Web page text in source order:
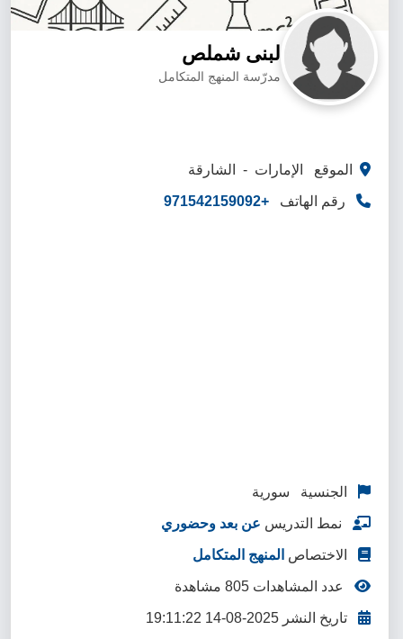
لبنى شملص
مدرّسة المنهج المتكامل
الموقع الإمارات - الشارقة
رقم الهاتف +971542159092
الجنسية سورية
نمط التدريس عن بعد وحضوري
الاختصاص المنهج المتكامل
عدد المشاهدات 805 مشاهدة
تاريخ النشر 2025-08-14 19:11:22